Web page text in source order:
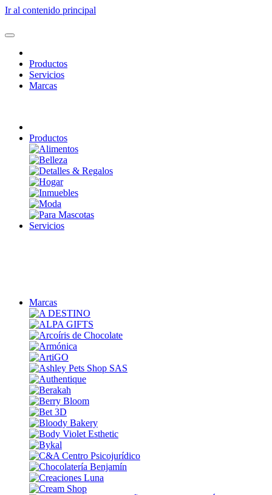
Ir al contenido principal
Productos
Servicios
Marcas
Productos
Servicios
Marcas